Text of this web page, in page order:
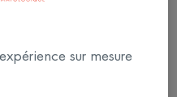
A.D
sur mesure